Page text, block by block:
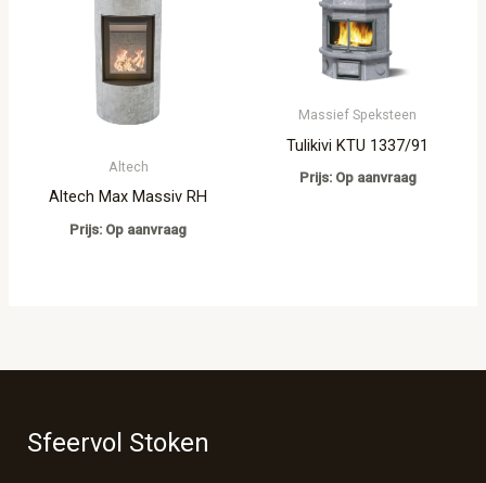
Altech
Altech Max Massiv RH
Prijs: Op aanvraag
Massief Speksteen
Tulikivi KTU 1337/91
Prijs: Op aanvraag
Sfeervol Stoken